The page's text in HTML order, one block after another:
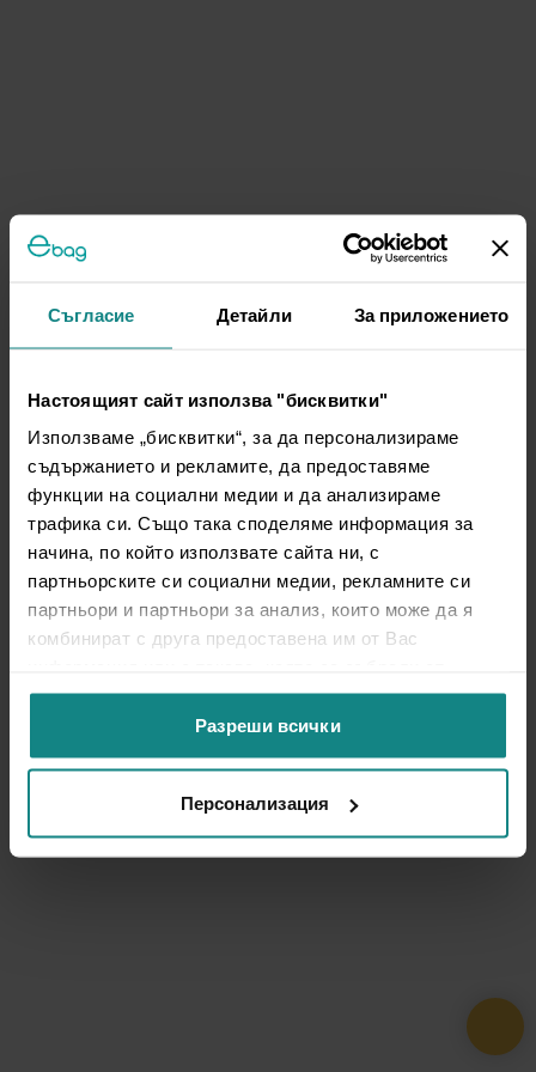
Съгласие Детайли За приложението
Настоящият сайт използва "бисквитки"
Използваме „бисквитки“, за да персонализираме
съдържанието и рекламите, да предоставяме
функции на социални медии и да анализираме
трафика си. Също така споделяме информация за
начина, по който използвате сайта ни, с
партньорските си социални медии, рекламните си
партньори и партньори за анализ, които може да я
комбинират с друга предоставена им от Вас
ползването от Ваша страна на услугите им.
Разреши всички
Персонализация